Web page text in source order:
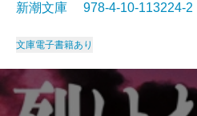
新潮文庫 978-4-10-
文庫電子書籍あり